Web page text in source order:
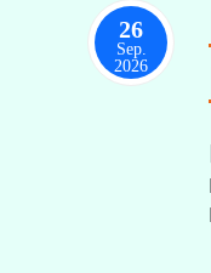
26
Sep.
2026